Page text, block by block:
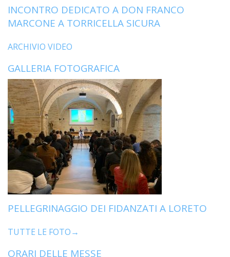
INCONTRO DEDICATO A DON FRANCO
MARCONE A TORRICELLA SICURA
ARCHIVIO VIDEO
GALLERIA FOTOGRAFICA
PELLEGRINAGGIO DEI FIDANZATI A LORETO
TUTTE LE FOTO→
ORARI DELLE MESSE